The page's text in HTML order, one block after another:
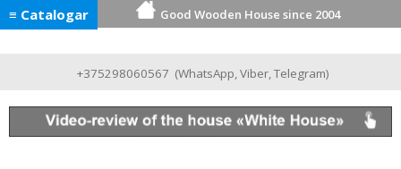
≡ Catalogar Good Wooden House since 2004
+375298060567 (WhatsApp,Viber,Telegram)